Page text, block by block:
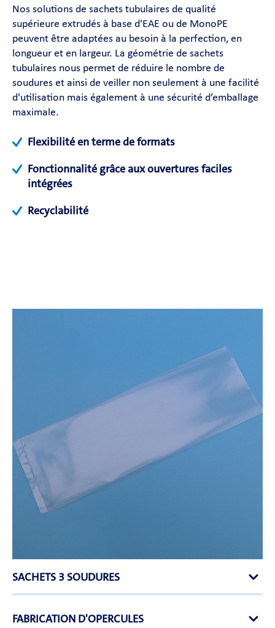
Nos solutions de sachets tubulaires de qualité
supérieure extrudés à base d'EAE ou de MonoPE
peuvent être adaptées au besoin à la perfection, en
longueur et en largeur. La géométrie de sachets
tubulaires nous permet de réduire le nombre de
soudures et ainsi de veiller non seulement à une facilité
d'utilisation mais également à une sécurité d’emballage
maximale.
Flexibilité en terme de formats
Fonctionnalité grâce aux ouvertures faciles
intégrées
Recyclabilité
SACHETS 3 SOUDURES
FABRICATION D'OPERCULES